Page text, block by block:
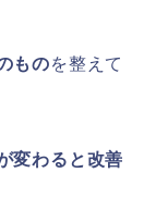
ものを整えて
変わると改善